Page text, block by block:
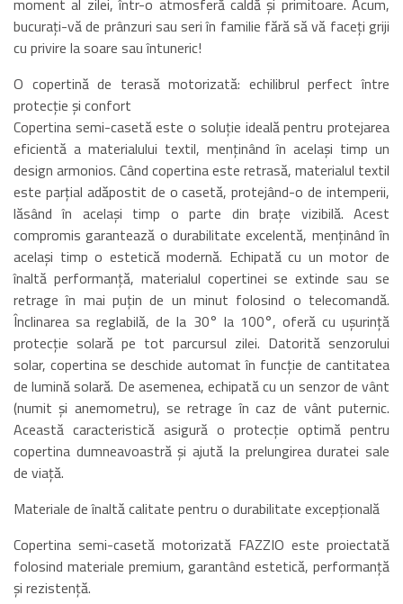
moment al zilei, într-o atmosferă caldă și primitoare. Acum,
bucurați-vă de prânzuri sau seri în familie fără să vă faceți griji
cu privire la soare sau întuneric!
O copertină de terasă motorizată: echilibrul perfect între
protecție și confort
Copertina semi-casetă este o soluție ideală pentru protejarea
eficientă a materialului textil, menținând în același timp un
design armonios. Când copertina este retrasă, materialul textil
este parțial adăpostit de o casetă, protejând-o de intemperii,
lăsând în același timp o parte din brațe vizibilă. Acest
compromis garantează o durabilitate excelentă, menținând în
același timp o estetică modernă. Echipată cu un motor de
înaltă performanță, materialul copertinei se extinde sau se
retrage în mai puțin de un minut folosind o telecomandă.
Înclinarea sa reglabilă, de la 30° la 100°, oferă cu ușurință
protecție solară pe tot parcursul zilei. Datorită senzorului
solar, copertina se deschide automat în funcție de cantitatea
de lumină solară. De asemenea, echipată cu un senzor de vânt
(numit și anemometru), se retrage în caz de vânt puternic.
Această caracteristică asigură o protecție optimă pentru
copertina dumneavoastră și ajută la prelungirea duratei sale
de viață.
Materiale de înaltă calitate pentru o durabilitate excepțională
Copertina semi-casetă motorizată FAZZIO este proiectată
folosind materiale premium, garantând estetică, performanță
și rezistență.